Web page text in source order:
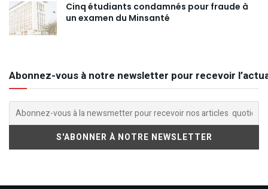
Cinq étudiants condamnés pour fraude à
un examen du Minsanté
Abonnez-vous à notre newsletter pour recevoir